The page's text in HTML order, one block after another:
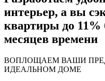
интерьер, а вы
квартиры до 11%
месяцев времени
ВОПЛОЩАЕМ ВАШИ
ИДЕАЛЬНОМ ДОМЕ